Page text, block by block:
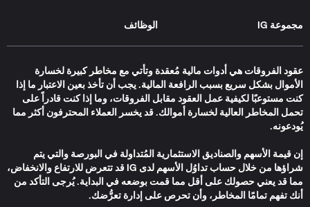
مجموعة IG الوظائف
عقود الفروقات هي أدوات مالية مُعقدة وتأتي مع مخاطر كبيرة لخسارة
الأموال بشكل سريع بسبب الرافعة المالية. يجب أن تأخذ بعين الاعتبار ما إذا
كنت مستوعبًا لكيفية عمل العقود مقابل الفروقات، وما إذا كنت قادراً على
تحمل المخاطر العالية لخسارة أموالك. قد يخسر العملاء المحترفون أكثر مما
يُودعونه.
إن قيمة الأسهم والصناديق الاستثمارية المُتداولة في البورصة والتي يتم
شراؤها من خلال حساب تداوُل الأسهم لدى IG قد تتعرض للارتفاع والانخفاض،
مما قد يعني حصولك على أقل مما قمت بوضعه في البداية. يُرجى التأكد من
أنك تفهم تمامًا المخاطر، وأن تحرص على إدارة تعرُّضك.